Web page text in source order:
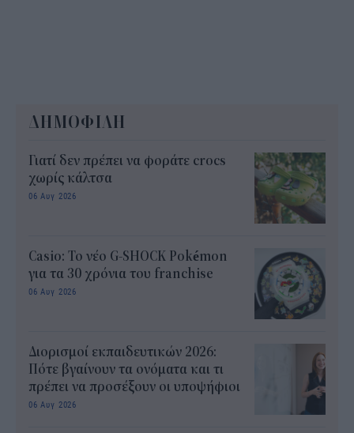
ΔΗΜΟΦΙΛΗ
Γιατί δεν πρέπει να φοράτε crocs
χωρίς κάλτσα
06 Αυγ 2026
Casio: Το νέο G-SHOCK Pokémon
για τα 30 χρόνια του franchise
06 Αυγ 2026
Διορισμοί εκπαιδευτικών 2026:
Πότε βγαίνουν τα ονόματα και τι
πρέπει να προσέξουν οι υποψήφιοι
06 Αυγ 2026